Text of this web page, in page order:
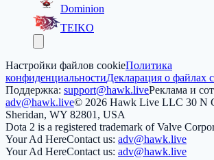
Dominion
TEIKO
Настройки файлов cookieПолитика
конфиденциальностиДекларация о файлах
Поддержка: support@hawk.liveРеклама и
adv@hawk.live© 2026 Hawk Live LLC 30 N
Sheridan, WY 82801, USA
Dota 2 is a registered trademark of Valve
Your Ad HereContact us: adv@hawk.live
Your Ad HereContact us: adv@hawk.live